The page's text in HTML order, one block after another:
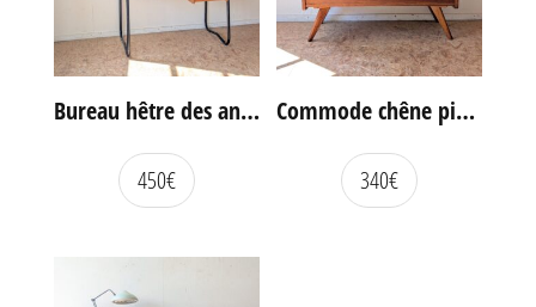
Bureau hêtre des années 60
450€
Commode chêne pieds compas vintage
340€